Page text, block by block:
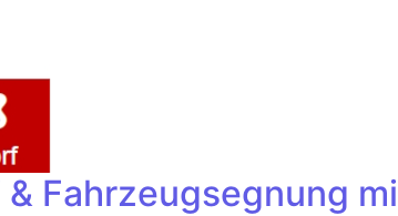
& Fahrzeugsegnung